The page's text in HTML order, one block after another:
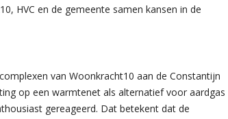
HVC en de gemeente samen kansen in de
van Woonkracht10 aan de Constantijn
op een warmtenet als alternatief voor aardgas
gereageerd. Dat betekent dat de